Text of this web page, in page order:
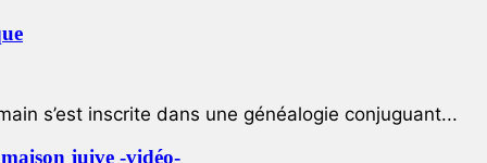
s’est inscrite dans une généalogie conjuguant...
juive -vidéo-